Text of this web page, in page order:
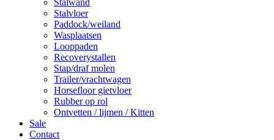
Stalwand
Stalvloer
Paddock/weiland
Wasplaatsen
Looppaden
Recoverystallen
Stap/draf molen
Trailer/vrachtwagen
Horsefloor gietvloer
Rubber op rol
Ontvetten / lijmen / Kitten
Sale
Contact